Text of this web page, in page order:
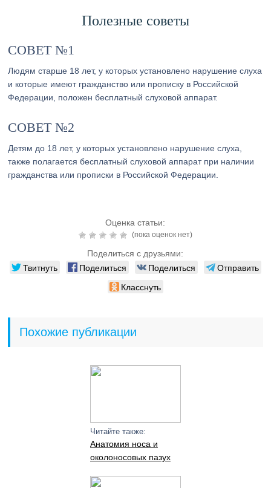
Полезные советы
СОВЕТ №1
Людям старше 18 лет, у которых установлено нарушение слуха
и которые имеют гражданство или прописку в Российской
Федерации, положен бесплатный слуховой аппарат.
СОВЕТ №2
Детям до 18 лет, у которых установлено нарушение слуха,
также полагается бесплатный слуховой аппарат при наличии
гражданства или прописки в Российской Федерации.
Оценка статьи:
(пока оценок нет)
Поделиться с друзьями:
Твитнуть Поделиться Поделиться
Отправить
Класснуть
Похожие публикации
Читайте также:
Анатомия носа и
околоносовых пазух